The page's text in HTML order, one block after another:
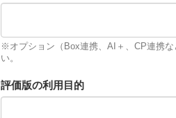
※オプション（Box連携、AI＋、CP連携
い。
評価版の利用目的